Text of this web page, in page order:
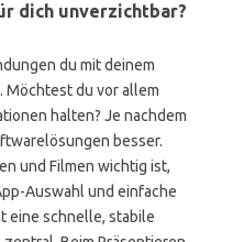
dich unverzichtbar?
du mit deinem
Möchtest du vor allem
halten? Je nachdem
besser.
und Filmen wichtig ist,
Auswahl und einfache
eine schnelle, stabile